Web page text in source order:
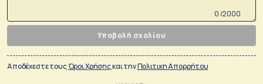
0 /2000
Υποβολή σχολίου
Αποδέχεστε τουςΌροι Χρήσηςκαι τηνΠολιτικη Απορρήτου